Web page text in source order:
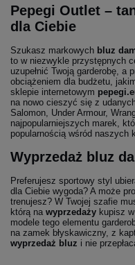
Pepegi Outlet –
dla Ciebie
Szukasz markowych bluz
to w niezwykle przystępnych
uzupełnić Twoją garderobę,
obciążeniem dla budżetu,
sklepie internetowym
na nowo cieszyć się z
Salomon, Under Armour,
najpopularniejszych marek,
popularnością wśród naszych
Wyprzedaż bluz
Preferujesz sportowy styl
dla Ciebie wygoda? A może
trenujesz? W Twojej szafie
którą na wyprzedaży kupisz
modele tego elementu
na zamek błyskawiczny, z
wyprzedaż bluz i nie